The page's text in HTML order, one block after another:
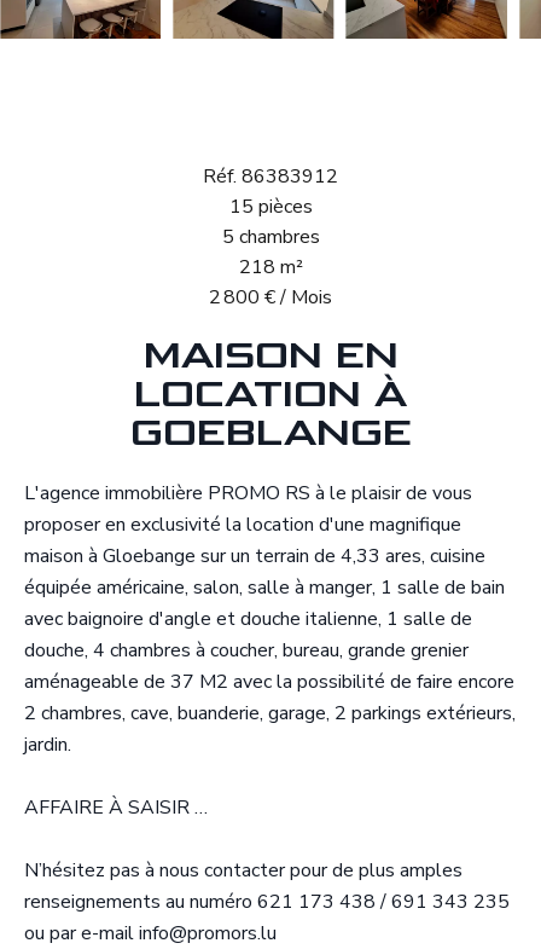
Réf. 86383912
15 pièces
5 chambres
218 m²
2 800 € / Mois
MAISON EN
LOCATION À
GOEBLANGE
L'agence immobilière PROMO RS à le plaisir de vous
proposer en exclusivité la location d'une magnifique
maison à Gloebange sur un terrain de 4,33 ares, cuisine
équipée américaine, salon, salle à manger, 1 salle de bain
avec baignoire d'angle et douche italienne, 1 salle de
douche, 4 chambres à coucher, bureau, grande grenier
aménageable de 37 M2 avec la possibilité de faire encore
2 chambres, cave, buanderie, garage, 2 parkings extérieurs,
jardin.
AFFAIRE À SAISIR …
N’hésitez pas à nous contacter pour de plus amples
renseignements au numéro 621 173 438 / 691 343 235
ou par e-mail info@promors.lu